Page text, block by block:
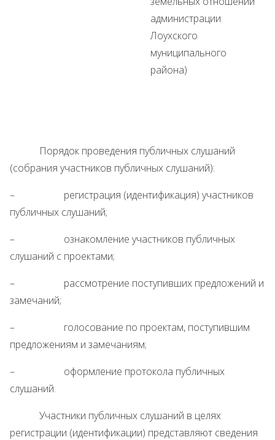
администрации
Лоухского
муниципального
района)
Порядок проведения публичных слушаний
(собрания участников публичных слушаний):
– регистрация (идентификация) участников
публичных слушаний;
– ознакомление участников публичных
слушаний с проектами;
– рассмотрение поступивших предложений и
замечаний;
– голосование по проектам, поступившим
предложениям и замечаниям;
– оформление протокола публичных
слушаний.
Участники публичных слушаний в целях
регистрации (идентификации) представляют сведения